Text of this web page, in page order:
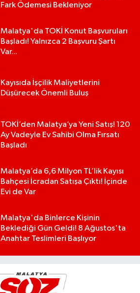
Fark Ödemesi Bekleniyor
Malatya'da TOKİ Konut Başvuruları
Başladı! Yalnızca 2 Başvuru Şartı
Var...
Kayısıda İşçilik Maliyetlerini
Düşürecek Önemli Buluş
TOKİ’den Malatya’ya Yeni Satış! 120
Ay Vadeyle Ev Sahibi Olma Fırsatı
Başladı
Malatya’da 6,6 Milyon TL’lik Kayısı
Bahçesi İcradan Satışa Çıktı! İçinde
Evi de Var
Malatya'da Binlerce Kişinin
Beklediği Gün Geldi! 8 Ağustos'ta
Anahtar Teslimleri Başlıyor